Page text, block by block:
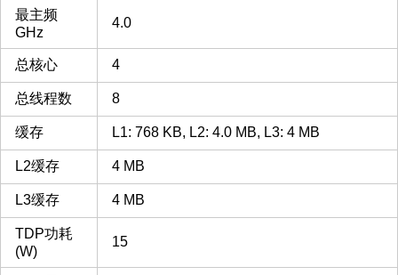
最主频
GHz
4.0
总核心 4
总线程数 8
缓存 L1: 768 KB, L2: 4.0 MB, L3: 4 MB
L2缓存 4 MB
L3缓存 4 MB
TDP功耗
(W)
15